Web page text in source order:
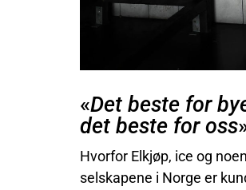
«Det beste for
det beste for oss
Hvorfor Elkjøp, ice og
selskapene i Norge er